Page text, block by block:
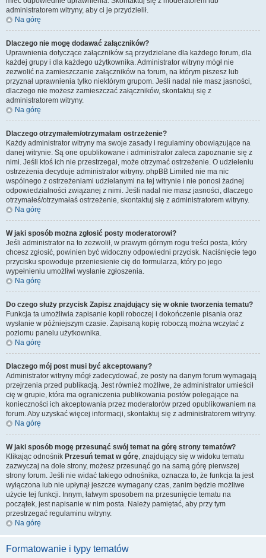
administratorem witryny, aby ci je przydzielił.
Na górę
Dlaczego nie mogę dodawać załączników?
Uprawnienia dotyczące załączników są przydzielane dla każdego forum, dla
każdej grupy i dla każdego użytkownika. Administrator witryny mógł nie
zezwolić na zamieszczanie załączników na forum, na którym piszesz lub
przyznał uprawnienia tylko niektórym grupom. Jeśli nadal nie masz jasności,
dlaczego nie możesz zamieszczać załączników, skontaktuj się z
administratorem witryny.
Na górę
Dlaczego otrzymałem/otrzymałam ostrzeżenie?
Każdy administrator witryny ma swoje zasady i regulaminy obowiązujące na
danej witrynie. Są one opublikowane i administrator zaleca zapoznanie się z
nimi. Jeśli ktoś ich nie przestrzegał, może otrzymać ostrzeżenie. O udzieleniu
ostrzeżenia decyduje administrator witryny. phpBB Limited nie ma nic
wspólnego z ostrzeżeniami udzielanymi na tej witrynie i nie ponosi żadnej
odpowiedzialności związanej z nimi. Jeśli nadal nie masz jasności, dlaczego
otrzymałeś/otrzymałaś ostrzeżenie, skontaktuj się z administratorem witryny.
Na górę
W jaki sposób można zgłosić posty moderatorowi?
Jeśli administrator na to zezwolił, w prawym górnym rogu treści posta, który
chcesz zgłosić, powinien być widoczny odpowiedni przycisk. Naciśnięcie tego
przycisku spowoduje przeniesienie cię do formularza, który po jego
wypełnieniu umożliwi wysłanie zgłoszenia.
Na górę
Do czego służy przycisk Zapisz znajdujący się w oknie tworzenia tematu?
Funkcja ta umożliwia zapisanie kopii roboczej i dokończenie pisania oraz
wysłanie w późniejszym czasie. Zapisaną kopię roboczą można wczytać z
poziomu panelu użytkownika.
Na górę
Dlaczego mój post musi być akceptowany?
Administrator witryny mógł zadecydować, że posty na danym forum wymagają
przejrzenia przed publikacją. Jest również możliwe, że administrator umieścił
cię w grupie, która ma ograniczenia publikowania postów polegające na
konieczności ich akceptowania przez moderatorów przed opublikowaniem na
forum. Aby uzyskać więcej informacji, skontaktuj się z administratorem witryny.
Na górę
W jaki sposób mogę przesunąć swój temat na górę strony tematów?
Klikając odnośnik Przesuń temat w górę, znajdujący się w widoku tematu
zazwyczaj na dole strony, możesz przesunąć go na samą górę pierwszej
strony forum. Jeśli nie widać takiego odnośnika, oznacza to, że funkcja ta jest
wyłączona lub nie upłynął jeszcze wymagany czas, zanim będzie możliwe
użycie tej funkcji. Innym, łatwym sposobem na przesunięcie tematu na
początek, jest napisanie w nim posta. Należy pamiętać, aby przy tym
przestrzegać regulaminu witryny.
Na górę
Formatowanie i typy tematów